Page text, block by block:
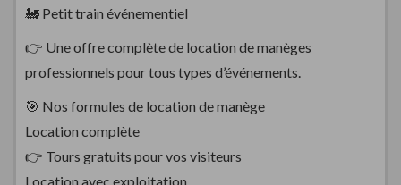
🚂 Petit train événementiel
👉 Une offre complète de location de manèges
professionnels pour tous types d’événements.
🎯 Nos formules de location de manège
Location complète
👉 Tours gratuits pour vos visiteurs
Location avec exploitation